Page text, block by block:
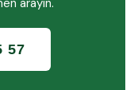
arayın.
57